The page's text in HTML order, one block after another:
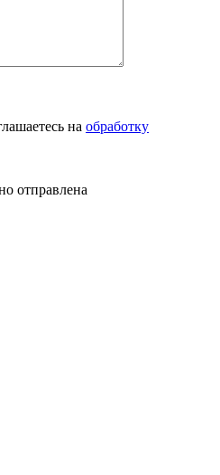
на обработку
отправлена